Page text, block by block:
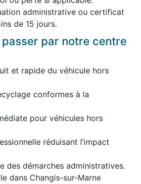
administrative ou certificat
de 15 jours.
par notre centre
et rapide du véhicule hors
conformes à la
pour véhicules hors
réduisant l’impact
des démarches administratives.
dans Changis-sur-Marne